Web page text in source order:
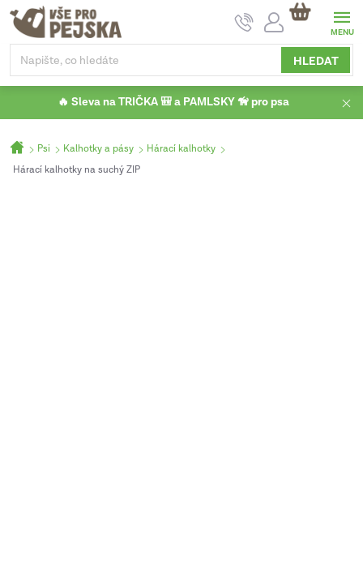
Přejít
obsah
HLEDAT
NÁKUPNÍ
KOŠÍK
🔥 Sleva na TRIČKA 🎒 a PAMLSKY 🦮 pro psa
Domů
Psi Kalhotky a pásy
Hárací kalhotky
Hárací kalhotky na suchý ZIP